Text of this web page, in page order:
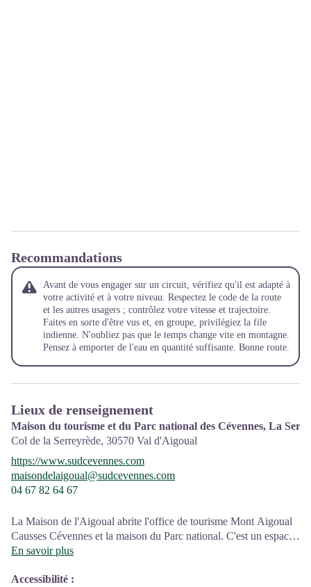
Recommandations
Avant de vous engager sur un circuit, vérifiez qu'il est adapté à
votre activité et à votre niveau. Respectez le code de la route
et les autres usagers ; contrôlez votre vitesse et trajectoire.
Faites en sorte d'être vus et, en groupe, privilégiez la file
indienne. N'oubliez pas que le temps change vite en montagne.
Pensez à emporter de l'eau en quantité suffisante. Bonne route.
Lieux de renseignement
Maison du tourisme et du Parc national des Cévennes, La
Col de la Serreyrède, 30570 Val d'Aigoual
https://www.sudcevennes.com
maisondelaigoual@sudcevennes.com
04 67 82 64 67
La Maison de l'Aigoual abrite l'office de tourisme Mont Aigoual
Causses Cévennes et la maison du Parc national. C'est un espace
d’accueil, d'information et de sensibilisation sur le Parc national
d'animation ainsi que les règles à adopter en cœur de Parc.
En savoir plus
Accessibilité :